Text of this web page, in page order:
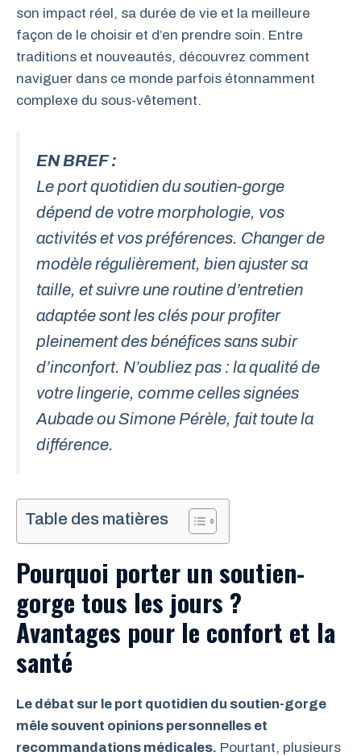
son impact réel, sa durée de vie et la meilleure
façon de le choisir et d’en prendre soin. Entre
traditions et nouveautés, découvrez comment
naviguer dans ce monde parfois étonnamment
complexe du sous-vêtement.
EN BREF :
Le port quotidien du soutien-gorge
dépend de votre morphologie, vos
activités et vos préférences. Changer de
modèle régulièrement, bien ajuster sa
taille, et suivre une routine d’entretien
adaptée sont les clés pour profiter
pleinement des bénéfices sans subir
d’inconfort. N’oubliez pas : la qualité de
votre lingerie, comme celles signées
AubadeouSimone Pérèle, fait toute la
différence.
Table des matières
Pourquoi porter un soutien-
gorge tous les jours ?
Avantages pour le confort et la
santé
Le débat sur le port quotidien du soutien-gorge
mêle souvent opinions personnelles et
recommandations médicales. Pourtant, plusieurs